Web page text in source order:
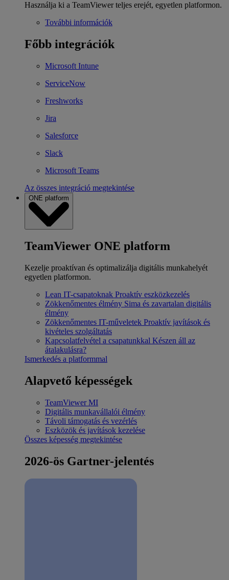
Használja ki a TeamViewer teljes erejét, egyetlen platformon.
További információk
Főbb integrációk
Microsoft Intune
ServiceNow
Freshworks
Jira
Salesforce
Slack
Microsoft Teams
Az összes integráció megtekintése
ONE platform
TeamViewer ONE platform
Kezelje proaktívan és optimalizálja digitális munkahelyét
egyetlen platformon.
Lean IT-csapatoknak Proaktív eszközkezelés
Zökkenőmentes élmény Sima és zavartalan digitális
élmény
Zökkenőmentes IT-műveletek Proaktív javítások és
kivételes szolgáltatás
Kapcsolatfelvétel a csapatunkkal Készen áll az
átalakulásra?
Ismerkedés a platformmal
Alapvető képességek
TeamViewer MI
Digitális munkavállalói élmény
Távoli támogatás és vezérlés
Eszközök és javítások kezelése
Összes képesség megtekintése
2026-ös Gartner-jelentés